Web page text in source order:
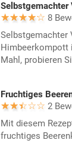
8
Selbstgemachter
Himbeerkompott
Mahl, probieren
Fruchtiges
2
Mit diesem
fruchtiges